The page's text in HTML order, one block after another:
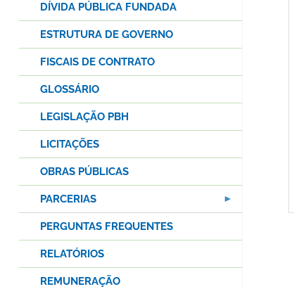
DÍVIDA PÚBLICA FUNDADA
ESTRUTURA DE GOVERNO
FISCAIS DE CONTRATO
GLOSSÁRIO
LEGISLAÇÃO PBH
LICITAÇÕES
OBRAS PÚBLICAS
PARCERIAS
PERGUNTAS FREQUENTES
RELATÓRIOS
REMUNERAÇÃO